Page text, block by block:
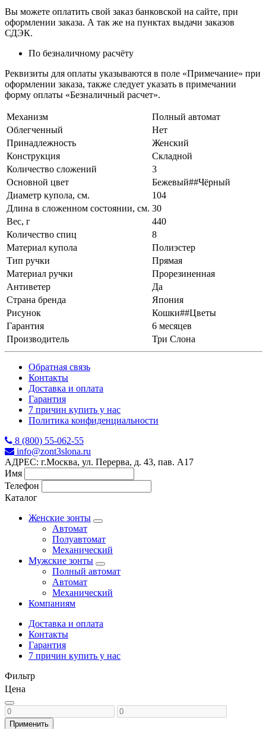
Вы можете оплатить свой заказ банковской на сайте, при
оформлении заказа. А так же на пунктах выдачи заказов
СДЭК.
По безналичному расчёту
Реквизиты для оплаты указываются в поле «Примечание» при
оформлении заказа, также следует указать в примечании
форму оплаты «Безналичный расчет».
Механизм
Полный автомат
Облегченный
Нет
Принадлежность
Женский
Конструкция
Складной
Количество сложений
3
Основной цвет
Бежевый##Чёрный
Диаметр купола, см.
104
Длина в сложенном состоянии, см. 30
Вес, г
440
Количество спиц
8
Материал купола
Полиэстер
Тип ручки
Прямая
Материал ручки
Прорезиненная
Антиветер
Да
Страна бренда
Япония
Рисунок
Кошки##Цветы
Гарантия
6 месяцев
Производитель
Три Слона
Обратная связь
Контакты
Доставка и оплата
Гарантия
7 причин купить у нас
Политика конфиденциальности
8 (800) 55-062-55
info@zont3slona.ru
АДРЕС: г.Москва, ул. Перерва, д. 43, пав. А17
Имя
Телефон
Каталог
Женские зонты
Автомат
Полуавтомат
Механический
Мужские зонты
Полный автомат
Автомат
Механический
Компаниям
Доставка и оплата
Контакты
Гарантия
7 причин купить у нас
Фильтр
Цена
Применить